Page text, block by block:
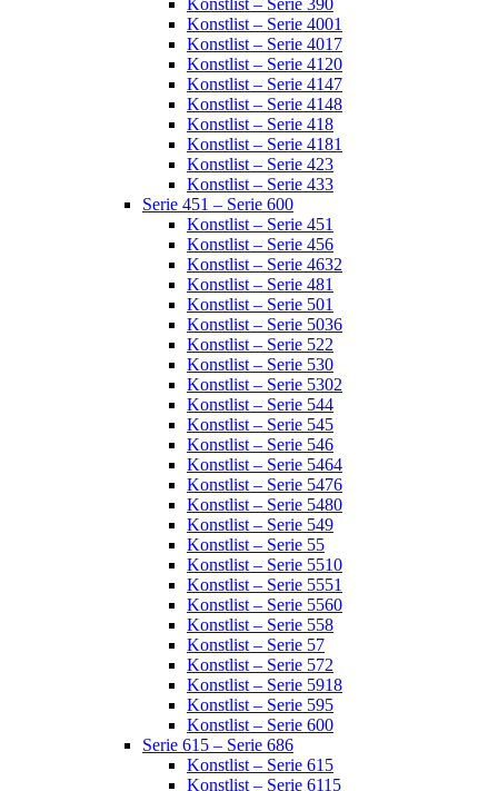
Konstlist – Serie 390
Konstlist – Serie 4001
Konstlist – Serie 4017
Konstlist – Serie 4120
Konstlist – Serie 4147
Konstlist – Serie 4148
Konstlist – Serie 418
Konstlist – Serie 4181
Konstlist – Serie 423
Konstlist – Serie 433
Serie 451 – Serie 600
Konstlist – Serie 451
Konstlist – Serie 456
Konstlist – Serie 4632
Konstlist – Serie 481
Konstlist – Serie 501
Konstlist – Serie 5036
Konstlist – Serie 522
Konstlist – Serie 530
Konstlist – Serie 5302
Konstlist – Serie 544
Konstlist – Serie 545
Konstlist – Serie 546
Konstlist – Serie 5464
Konstlist – Serie 5476
Konstlist – Serie 5480
Konstlist – Serie 549
Konstlist – Serie 55
Konstlist – Serie 5510
Konstlist – Serie 5551
Konstlist – Serie 5560
Konstlist – Serie 558
Konstlist – Serie 57
Konstlist – Serie 572
Konstlist – Serie 5918
Konstlist – Serie 595
Konstlist – Serie 600
Serie 615 – Serie 686
Konstlist – Serie 615
Konstlist – Serie 6115